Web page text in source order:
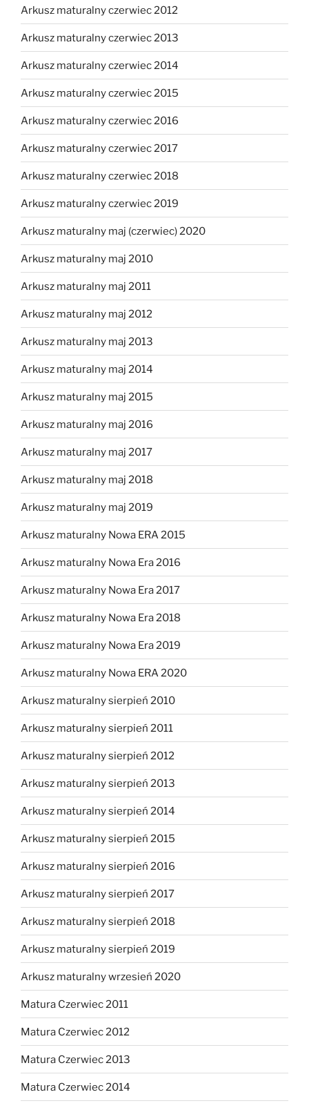
Arkusz maturalny czerwiec 2012
Arkusz maturalny czerwiec 2013
Arkusz maturalny czerwiec 2014
Arkusz maturalny czerwiec 2015
Arkusz maturalny czerwiec 2016
Arkusz maturalny czerwiec 2017
Arkusz maturalny czerwiec 2018
Arkusz maturalny czerwiec 2019
Arkusz maturalny maj (czerwiec) 2020
Arkusz maturalny maj 2010
Arkusz maturalny maj 2011
Arkusz maturalny maj 2012
Arkusz maturalny maj 2013
Arkusz maturalny maj 2014
Arkusz maturalny maj 2015
Arkusz maturalny maj 2016
Arkusz maturalny maj 2017
Arkusz maturalny maj 2018
Arkusz maturalny maj 2019
Arkusz maturalny Nowa ERA 2015
Arkusz maturalny Nowa Era 2016
Arkusz maturalny Nowa Era 2017
Arkusz maturalny Nowa Era 2018
Arkusz maturalny Nowa Era 2019
Arkusz maturalny Nowa ERA 2020
Arkusz maturalny sierpień 2010
Arkusz maturalny sierpień 2011
Arkusz maturalny sierpień 2012
Arkusz maturalny sierpień 2013
Arkusz maturalny sierpień 2014
Arkusz maturalny sierpień 2015
Arkusz maturalny sierpień 2016
Arkusz maturalny sierpień 2017
Arkusz maturalny sierpień 2018
Arkusz maturalny sierpień 2019
Arkusz maturalny wrzesień 2020
Matura Czerwiec 2011
Matura Czerwiec 2012
Matura Czerwiec 2013
Matura Czerwiec 2014